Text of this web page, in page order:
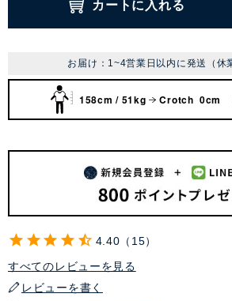
カートに入れる
お届け：1~4営業日以内に発送（休
158cm / 51kg Crotch 0cm
4.40
15
すべてのレビューを見る
レビューを書く